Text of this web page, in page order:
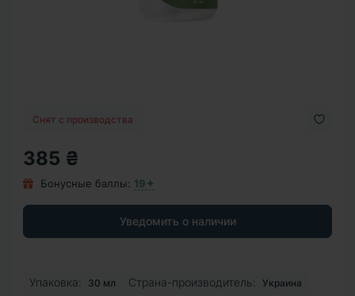
Снят с производства
385 ₴
Бонусные баллы: 19✦
Уведомить о наличии
Упаковка: 30 мл Страна-производитель: Украина